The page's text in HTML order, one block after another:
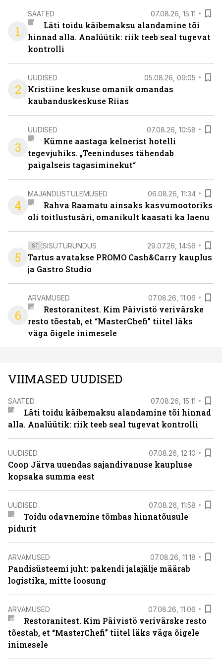
1
SAATED 07.08.26, 15:11
Läti toidu käibemaksu alandamine tõi
hinnad alla. Analüütik: riik teeb seal tugevat
kontrolli
2
UUDISED 05.08.26, 09:05
Kristiine keskuse omanik omandas
kaubanduskeskuse Riias
3
UUDISED 07.08.26, 10:58
Kümne aastaga kelnerist hotelli
tegevjuhiks. „Teeninduses tähendab
paigalseis tagasiminekut“
4
MAJANDUSTULEMUSED 06.08.26, 11:34
Rahva Raamatu ainsaks kasvumootoriks
oli toitlustusäri, omanikult kaasati ka laenu
5
ST SISUTURUNDUS 29.07.26, 14:56
Tartus avatakse PROMO Cash&Carry kauplus
ja Gastro Studio
6
ARVAMUSED 07.08.26, 11:06
Restoranitest. Kim Päivistö verivärske
resto tõestab, et “MasterChefi” tiitel läks
väga õigele inimesele
VIIMASED UUDISED
SAATED 07.08.26, 15:11
Läti toidu käibemaksu alandamine tõi hinnad
alla. Analüütik: riik teeb seal tugevat kontrolli
UUDISED 07.08.26, 12:10
Coop Järva uuendas sajandivanuse kaupluse
kopsaka summa eest
UUDISED 07.08.26, 11:58
Toidu odavnemine tõmbas hinnatõusule
pidurit
ARVAMUSED 07.08.26, 11:18
Pandisüsteemi juht: pakendi jalajälje määrab
logistika, mitte loosung
ARVAMUSED 07.08.26, 11:06
Restoranitest. Kim Päivistö verivärske resto
tõestab, et “MasterChefi” tiitel läks väga õigele
inimesele